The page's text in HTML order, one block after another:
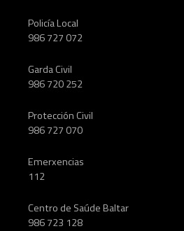
Policía Local
986 727 072
Garda Civil
986 720 252
Protección Civil
986 727 070
Emerxencias
112
Centro de Saúde Baltar
986 723 128